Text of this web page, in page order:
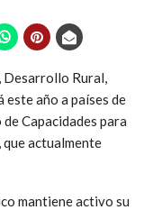
Desarrollo Rural,
este año a países de
Capacidades para
actualmente
mantiene activo su